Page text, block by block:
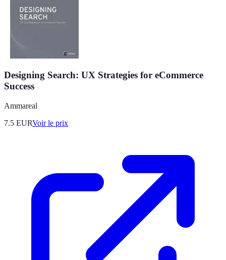
Designing Search: UX Strategies for eCommerce
Success
Ammareal
7.5 EURVoir le prix